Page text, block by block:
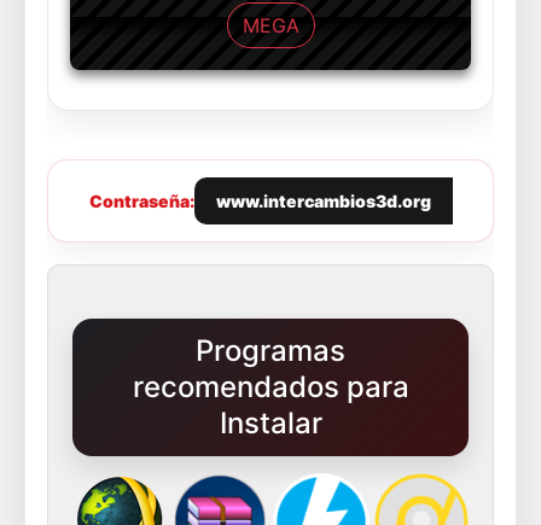
MEGA
Contraseña: www.intercambios3d.org
Programas
recomendados para
Instalar